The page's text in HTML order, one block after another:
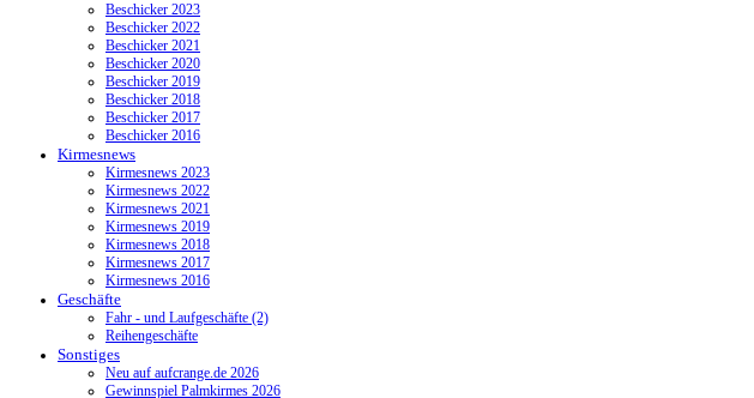
Beschicker 2023
Beschicker 2022
Beschicker 2021
Beschicker 2020
Beschicker 2019
Beschicker 2018
Beschicker 2017
Beschicker 2016
Kirmesnews
Kirmesnews 2023
Kirmesnews 2022
Kirmesnews 2021
Kirmesnews 2019
Kirmesnews 2018
Kirmesnews 2017
Kirmesnews 2016
Geschäfte
Fahr - und Laufgeschäfte (2)
Reihengeschäfte
Sonstiges
Neu auf aufcrange.de 2026
Gewinnspiel Palmkirmes 2026